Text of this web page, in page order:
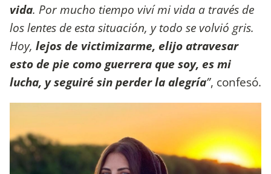
vida. Por mucho tiempo viví mi vida a través de
los lentes de esta situación, y todo se volvió gris.
Hoy, lejos de victimizarme, elijo atravesar
esto de pie como guerrera que soy, es mi
lucha, y seguiré sin perder la alegría”, confesó.